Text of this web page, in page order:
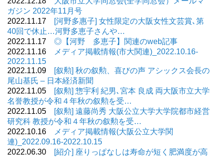
ガジン 2022年11月号
2022.11.17
[河野多惠子] 女性限定の大阪女性文芸賞､第
40回で休止…河野多恵子さんや…
2022.11.17 ◎【河野 多恵子】関連のweb記事
2022.11.16
メディア掲載情報(市大関連)_2022.10.16-
2022.11.15
2022.11.09
[叙勲] 秋の叙勲、喜びの声 アシックス会長の
尾山基氏 – 日本経済新聞
2022.11.05
[叙勲] 惣宇利 紀男､宮本 良成 両大阪市立大学
名誉教授が令和４年秋の叙勲を受…
2022.11.05
[叙勲] 遠藤尚秀 大阪公立大学大学院都市経営
研究科 教授が令和４年秋の叙勲を受…
2022.10.16
メディア掲載情報(大阪公立大学関
連)_2022.09.16-2022.10.15
2022.06.30
[紹介] 座りっぱなしは寿命が短く肥満度が高